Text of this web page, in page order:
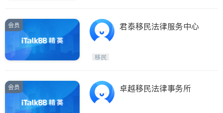
会员 君泰移民法律服务中心
移民
会员 卓越移民法律事务所